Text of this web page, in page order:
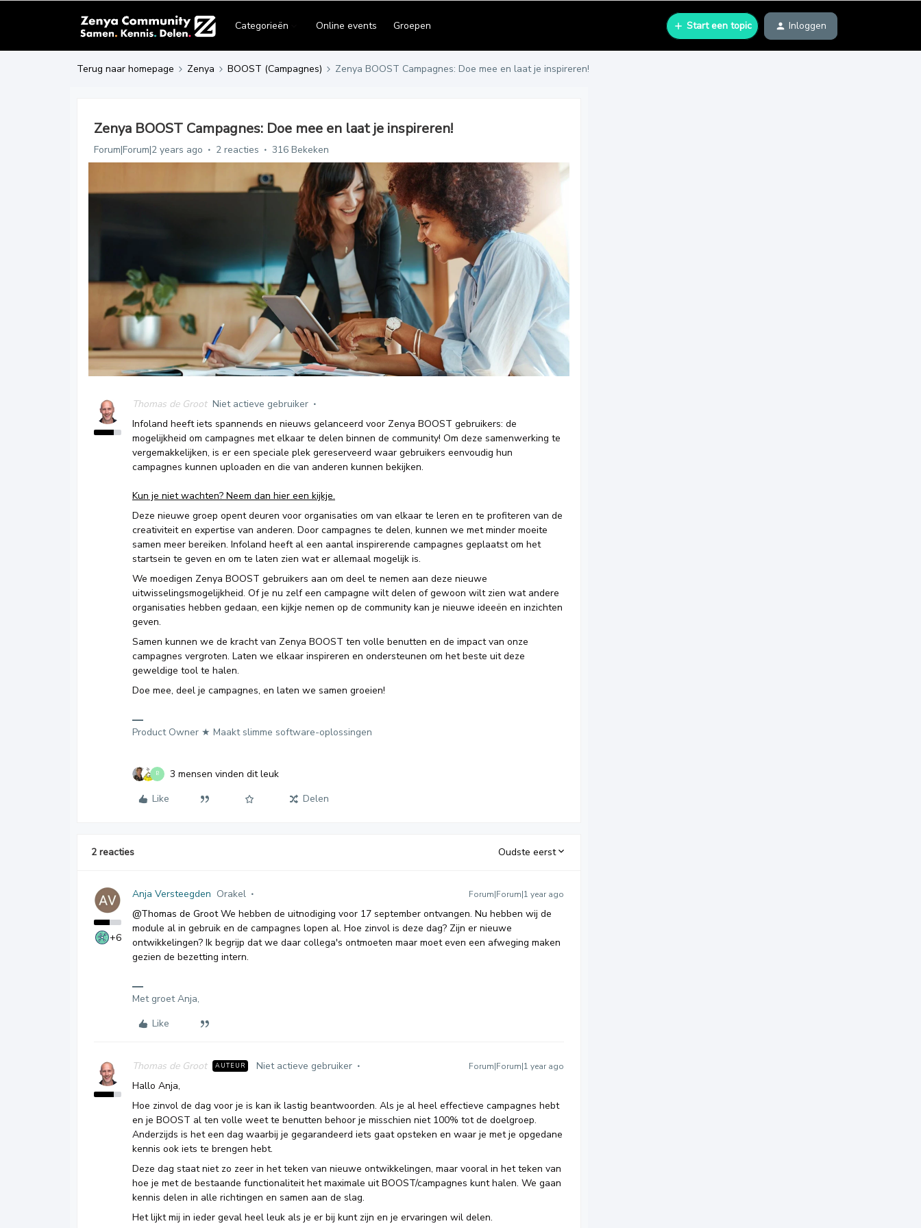
Categorieën Online events Groepen Start een topic Inloggen
Terug naar homepage Zenya BOOST (Campagnes) Zenya BOOST Campagnes: Doe mee en laat je inspireren!
Zenya BOOST Campagnes: Doe mee en laat je inspireren!
Forum|Forum|2 years ago 2 reacties 316 Bekeken
Thomas de Groot Niet actieve gebruiker
Infoland heeft iets spannends en nieuws gelanceerd voor Zenya BOOST gebruikers: de
mogelijkheid om campagnes met elkaar te delen binnen de community! Om deze samenwerking te
vergemakkelijken, is er een speciale plek gereserveerd waar gebruikers eenvoudig hun
campagnes kunnen uploaden en die van anderen kunnen bekijken.
Kun je niet wachten? Neem dan hier een kijkje.
Deze nieuwe groep opent deuren voor organisaties om van elkaar te leren en te profiteren van de
creativiteit en expertise van anderen. Door campagnes te delen, kunnen we met minder moeite
samen meer bereiken. Infoland heeft al een aantal inspirerende campagnes geplaatst om het
startsein te geven en om te laten zien wat er allemaal mogelijk is.
We moedigen Zenya BOOST gebruikers aan om deel te nemen aan deze nieuwe
uitwisselingsmogelijkheid. Of je nu zelf een campagne wilt delen of gewoon wilt zien wat andere
organisaties hebben gedaan, een kijkje nemen op de community kan je nieuwe ideeën en inzichten
geven.
Samen kunnen we de kracht van Zenya BOOST ten volle benutten en de impact van onze
campagnes vergroten. Laten we elkaar inspireren en ondersteunen om het beste uit deze
geweldige tool te halen.
Doe mee, deel je campagnes, en laten we samen groeien!
Product Owner ★ Maakt slimme software-oplossingen
B
3 mensen vinden dit leuk
Like
Delen
2 reacties Oudste eerst
+6
Anja Versteegden Orakel Forum|Forum|1 year ago
@Thomas de GrootWe hebben de uitnodiging voor 17 september ontvangen. Nu hebben wij de
module al in gebruik en de campagnes lopen al. Hoe zinvol is deze dag? Zijn er nieuwe
ontwikkelingen? Ik begrijp dat we daar collega's ontmoeten maar moet even een afweging maken
gezien de bezetting intern.
Met groet Anja,
Like
Thomas de Groot AUTEUR Niet actieve gebruiker Forum|Forum|1 year ago
Hallo Anja,
Hoe zinvol de dag voor je is kan ik lastig beantwoorden. Als je al heel effectieve campagnes hebt
en je BOOST al ten volle weet te benutten behoor je misschien niet 100% tot de doelgroep.
Anderzijds is het een dag waarbij je gegarandeerd iets gaat opsteken en waar je met je opgedane
kennis ook iets te brengen hebt.
Deze dag staat niet zo zeer in het teken van nieuwe ontwikkelingen, maar vooral in het teken van
hoe je met de bestaande functionaliteit het maximale uit BOOST/campagnes kunt halen. We gaan
kennis delen in alle richtingen en samen aan de slag.
Het lijkt mij in ieder geval heel leuk als je er bij kunt zijn en je ervaringen wil delen.